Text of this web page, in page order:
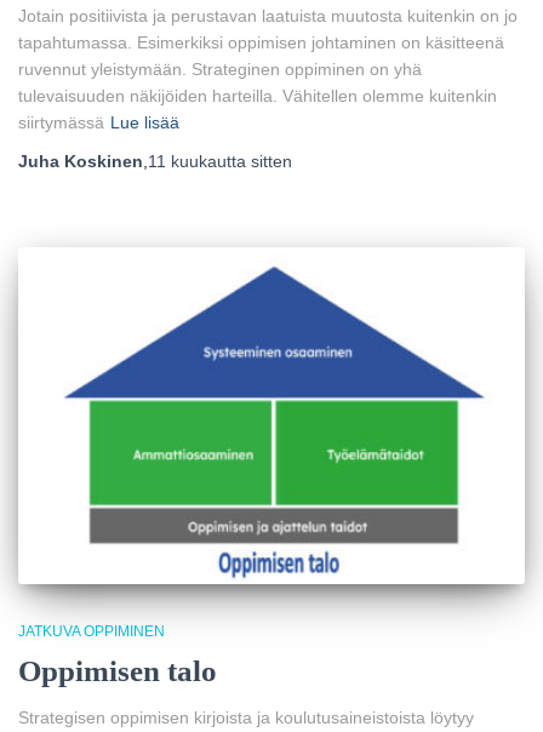
Jotain positiivista ja perustavan laatuista muutosta kuitenkin on jo
tapahtumassa. Esimerkiksi oppimisen johtaminen on käsitteenä
ruvennut yleistymään. Strateginen oppiminen on yhä
tulevaisuuden näkijöiden harteilla. Vähitellen olemme kuitenkin
siirtymässä Lue lisää
Juha Koskinen 11 kuukautta sitten
JATKUVA OPPIMINEN
Oppimisen talo
Strategisen oppimisen kirjoista ja koulutusaineistoista löytyy